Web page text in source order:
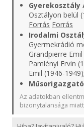
Gyerekosztály
Osztályon belül
Forrás Forrás
Irodalmi
Gyermekrádió
Grandpierre
Pamlényi Ervin
Emil (1946-1949);
Az adatokban
bizonytalansága